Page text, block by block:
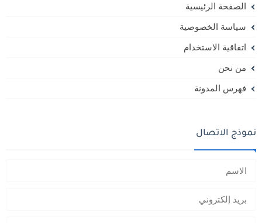
الصفحة الرئيسية
سياسة الخصوصية
اتفاقية الاستخدام
من نحن
فهرس المدونة
نموذج الاتصال